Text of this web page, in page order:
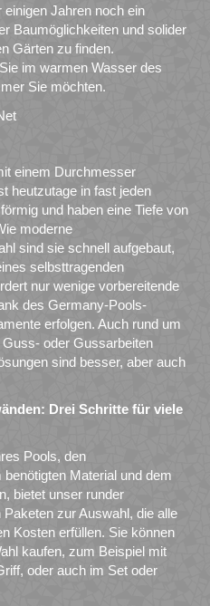
Jahren noch ein
Baumöglichkeiten und solider
Gärten zu finden.
im warmen Wasser des
Sie möchten.
einem Durchmesser
heutzutage in fast jeden
und haben eine Tiefe von
moderne
sind sie schnell aufgebaut,
selbsttragenden
nur wenige vorbereitende
des Germany-Pools-
erfolgen. Auch rund um
oder Gussarbeiten
sind besser, aber auch
Drei Schritte für viele
Pools, den
benötigten Material und dem
bietet unser runder
zur Auswahl, die alle
Kosten erfüllen. Sie können
kaufen, zum Beispiel mit
oder auch im Set oder